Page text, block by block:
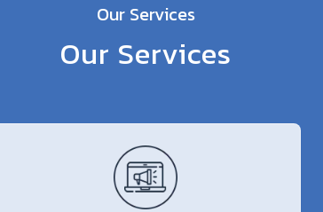
Our Services
Our Services